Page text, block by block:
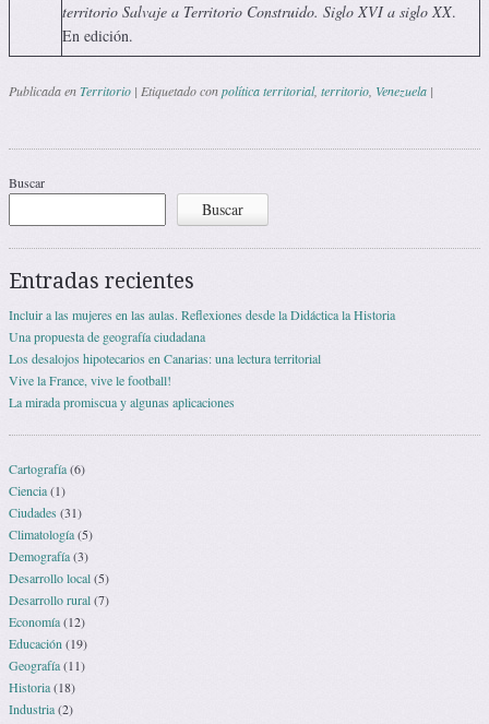
territorio Salvaje a Territorio Construido. Siglo XVI a siglo XX.
En edición.
Publicada enTerritorio | Etiquetado conpolítica territorial, territorio, Venezuela |
Navegación de entradas
Buscar
Buscar
Entradas recientes
Incluir a las mujeres en las aulas. Reflexiones desde la Didáctica la Historia
Una propuesta de geografía ciudadana
Los desalojos hipotecarios en Canarias: una lectura territorial
Vive la France, vive le football!
La mirada promiscua y algunas aplicaciones
Cartografía(6)
Ciencia(1)
Ciudades (31)
Climatología(5)
Demografía(3)
Desarrollo local(5)
Desarrollo rural(7)
Economía(12)
Educación (19)
Geografía(11)
Historia(18)
Industria(2)